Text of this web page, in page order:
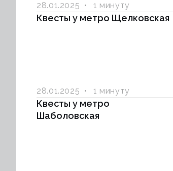
28.01.2025 1 минуту
Квесты у метро Щелковская
28.01.2025 1 минуту
Квесты у метро
Шаболовская